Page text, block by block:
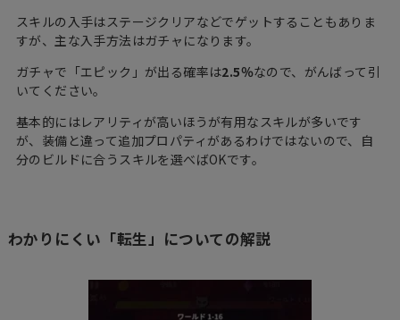
スキルの入手はステージクリアなどでゲットすることもありま
すが、主な入手方法はガチャになります。
ガチャで「エピック」が出る確率は2.5％なので、がんばって引
いてください。
基本的にはレアリティが高いほうが有用なスキルが多いです
が、装備と違って追加プロパティがあるわけではないので、自
分のビルドに合うスキルを選べばOKです。
わかりにくい「転生」についての解説